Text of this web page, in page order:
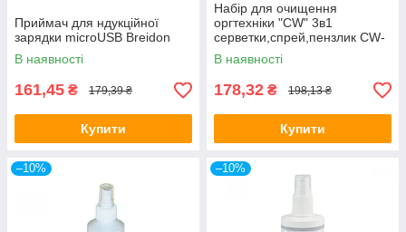
Приймач для ндукційної
зарядки microUSB Breidon
В наявності
161,45 ₴ 179,39 ₴
Купити
Набір для очищення
оргтехніки "CW" 3в1
серветки,спрей,пензлик CW-
1031
В наявності
178,32 ₴ 198,13 ₴
Купити
–10% –10%